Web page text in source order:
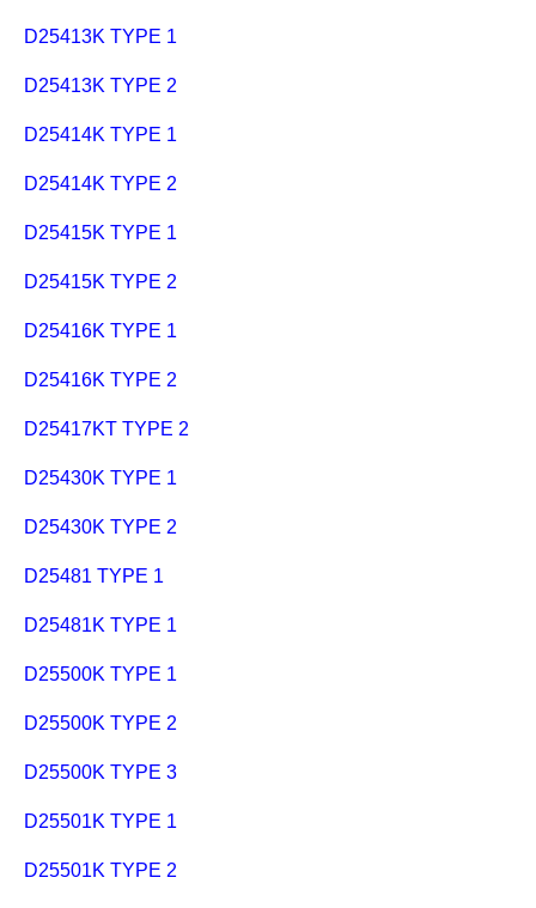
D25413K TYPE 1
D25413K TYPE 2
D25414K TYPE 1
D25414K TYPE 2
D25415K TYPE 1
D25415K TYPE 2
D25416K TYPE 1
D25416K TYPE 2
D25417KT TYPE 2
D25430K TYPE 1
D25430K TYPE 2
D25481 TYPE 1
D25481K TYPE 1
D25500K TYPE 1
D25500K TYPE 2
D25500K TYPE 3
D25501K TYPE 1
D25501K TYPE 2